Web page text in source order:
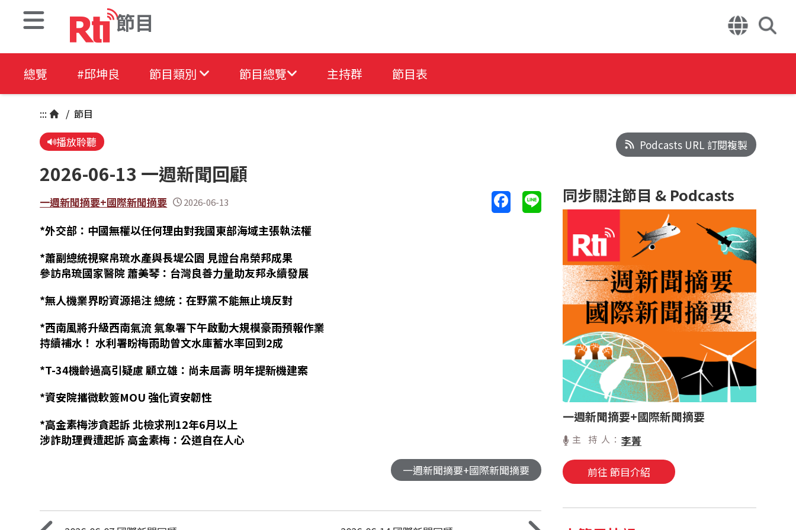
節目
總覽 #邱坤良 節目類別 節目總覽 主持群 節目表
::: / 節目
播放聆聽
2026-06-13 一週新聞回顧
一週新聞摘要+國際新聞摘要 2026-06-13
*外交部：中國無權以任何理由對我國東部海域主張執法權
*蕭副總統視察帛琉水產與長堤公園 見證台帛榮邦成果
參訪帛琉國家醫院 蕭美琴：台灣良善力量助友邦永續發展
*無人機業界盼資源挹注 總統：在野黨不能無止境反對
*西南風將升級西南氣流 氣象署下午啟動大規模豪雨預報作業
持續補水！ 水利署盼梅雨助曾文水庫蓄水率回到2成
*T-34機齡過高引疑慮 顧立雄：尚未屆壽 明年提新機建案
*資安院攜微軟簽MOU強化資安韌性
*高金素梅涉貪起訴 北檢求刑12年6月以上
涉詐助理費遭起訴 高金素梅：公道自在人心
一週新聞摘要+國際新聞摘要
Podcasts URL 訂閱複製
同步關注節目 & Podcasts
一週新聞摘要+國際新聞摘要
主 持 人：李菁
前往 節目介紹